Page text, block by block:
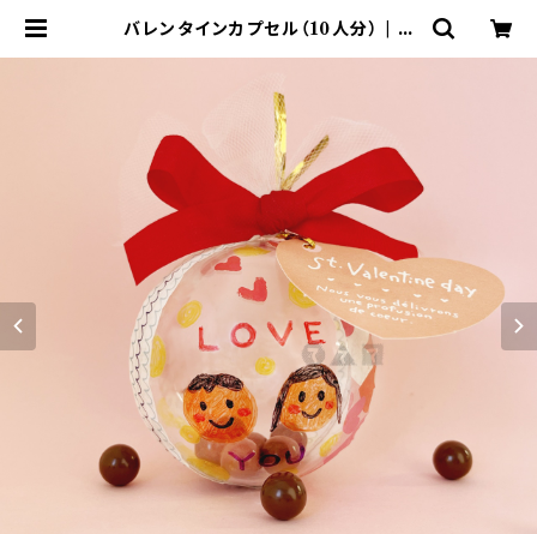
バレンタインカプセル（10人分） | て